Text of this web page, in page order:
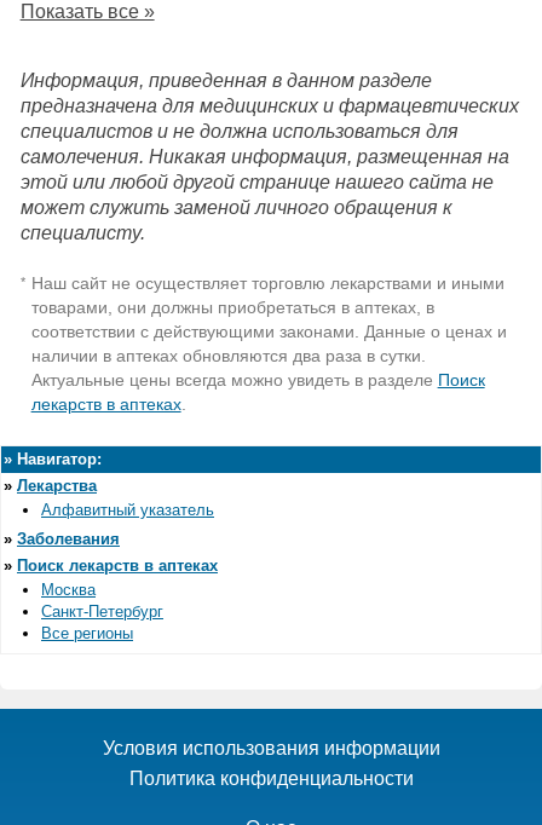
Показать все »
Информация, приведенная в данном разделе
предназначена для медицинских и фармацевтических
специалистов и не должна использоваться для
самолечения. Никакая информация, размещенная на
этой или любой другой странице нашего сайта не
может служить заменой личного обращения к
специалисту.
* Наш сайт не осуществляет торговлю лекарствами и иными
товарами, они должны приобретаться в аптеках, в
соответствии с действующими законами. Данные о ценах и
наличии в аптеках обновляются два раза в сутки.
Актуальные цены всегда можно увидеть в разделе Поиск
лекарств в аптеках.
» Навигатор:
» Лекарства
Алфавитный указатель
» Заболевания
» Поиск лекарств в аптеках
Москва
Санкт-Петербург
Все регионы
Условия использования информации
Политика конфиденциальности